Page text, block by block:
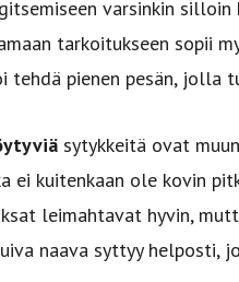
varsinkin
tarkoitukseen sopii
tehdä pienen pesän, jolla
sytykkeitä ovat
ei kuitenkaan ole kovin
leimahtavat hyvin,
naava syttyy helposti,